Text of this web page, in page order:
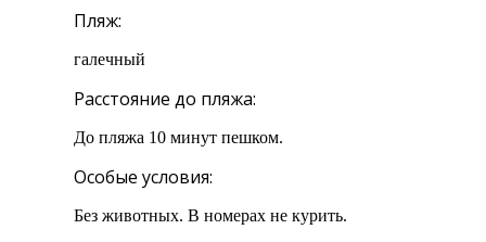
Пляж:
галечный
Расстояние до пляжа:
До пляжа 10 минут пешком.
Особые условия:
Без животных. В номерах не курить.